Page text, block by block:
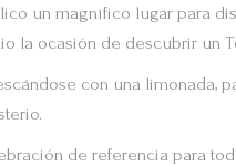
un magnífico lugar para
la ocasión de descubrir un
con una limonada,
de referencia para